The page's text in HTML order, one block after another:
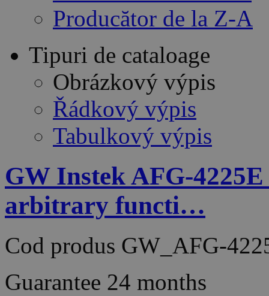
Producător de la Z-A
Tipuri de cataloage
Obrázkový výpis
Řádkový výpis
Tabulkový výpis
GW Instek AFG-
arbitrary functi…
Cod produs GW_AFG-
Guarantee 24 months